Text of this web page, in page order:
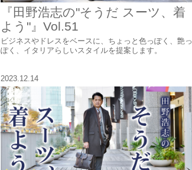
『田野浩志の"そうだ スーツ、着
よう"』Vol.51
ビジネスやドレスをベースに、ちょっと色っぽく、艶っ
ぽく、イタリアらしいスタイルを提案します。
2023.12.14